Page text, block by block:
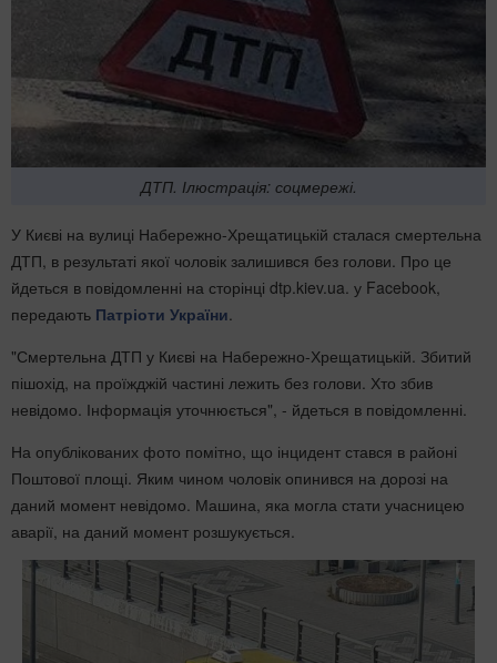
ДТП. Ілюстрація: соцмережі.
У Києві на вулиці Набережно-Хрещатицькій сталася смертельна
ДТП, в результаті якої чоловік залишився без голови. Про це
йдеться в повідомленні на сторінці dtp.kiev.ua. у Facebook,
передають Патріоти України
"Смертельна ДТП у Києві на Набережно-Хрещатицькій. Збитий
пішохід, на проїжджій частині лежить без голови. Хто збив
невідомо. Інформація уточнюється", - йдеться в повідомленні.
На опублікованих фото помітно, що інцидент стався в районі
Поштової площі. Яким чином чоловік опинився на дорозі на
даний момент невідомо. Машина, яка могла стати учасницею
аварії, на даний момент розшукується.